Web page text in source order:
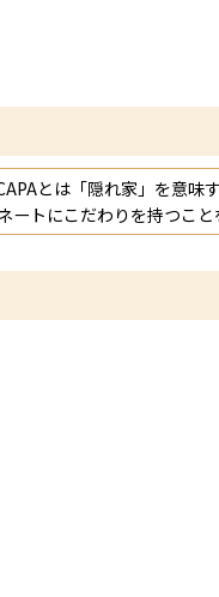
とは「隠れ家」を意味
トにこだわりを持つこと